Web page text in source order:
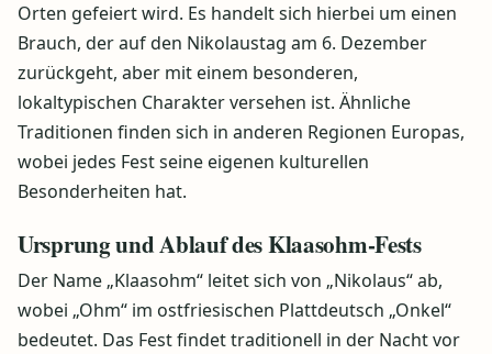
Orten gefeiert wird. Es handelt sich hierbei um einen
Brauch, der auf den Nikolaustag am 6. Dezember
zurückgeht, aber mit einem besonderen,
lokaltypischen Charakter versehen ist. Ähnliche
Traditionen finden sich in anderen Regionen Europas,
wobei jedes Fest seine eigenen kulturellen
Besonderheiten hat.
Ursprung und Ablauf des Klaasohm-Fests
Der Name „Klaasohm“ leitet sich von „Nikolaus“ ab,
wobei „Ohm“ im ostfriesischen Plattdeutsch „Onkel“
bedeutet. Das Fest findet traditionell in der Nacht vor